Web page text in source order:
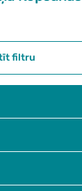
filtru